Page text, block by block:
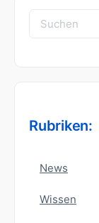
Suchen
nach:
Rubriken:
News
Wissen